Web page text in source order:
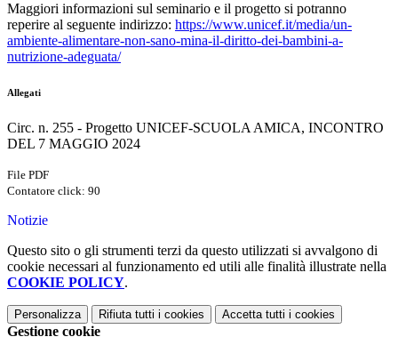
Maggiori informazioni sul seminario e il progetto si potranno
reperire al seguente indirizzo: https://www.unicef.it/media/un-
ambiente-alimentare-non-sano-mina-il-diritto-dei-bambini-a-
nutrizione-adeguata/
Allegati
Circ. n. 255 - Progetto UNICEF-SCUOLA AMICA, INCONTRO
DEL 7 MAGGIO 2024
File PDF
Contatore click: 90
Notizie
Questo sito o gli strumenti terzi da questo utilizzati si avvalgono di
cookie necessari al funzionamento ed utili alle finalità illustrate nella
COOKIE POLICY.
Personalizza Rifiuta tutti i cookies Accetta tutti i cookies
Gestione cookie